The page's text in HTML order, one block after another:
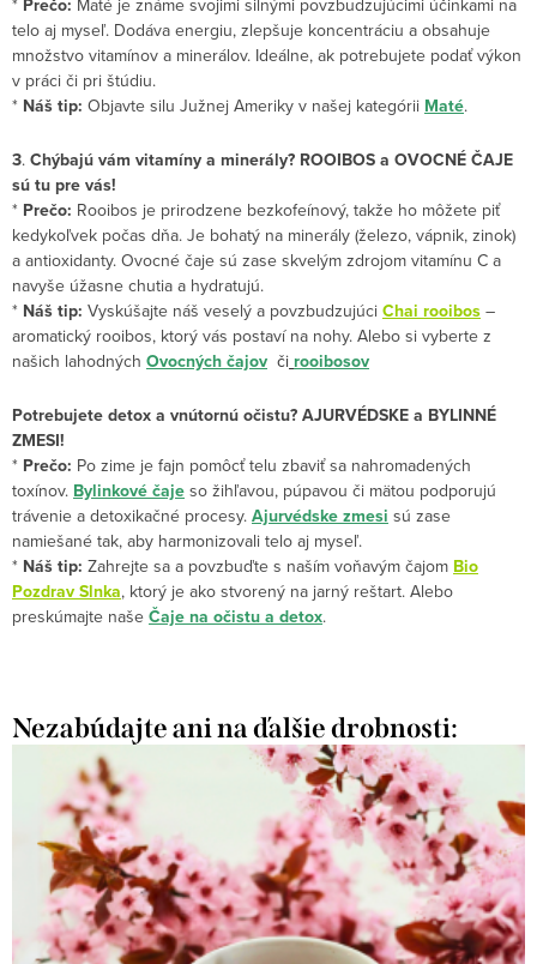
* Prečo: Maté je známe svojimi silnými povzbudzujúcimi účinkami na
telo aj myseľ. Dodáva energiu, zlepšuje koncentráciu a obsahuje
množstvo vitamínov a minerálov. Ideálne, ak potrebujete podať výkon
v práci či pri štúdiu.
* Náš tip: Objavte silu Južnej Ameriky v našej kategórii Maté.
3. Chýbajú vám vitamíny a minerály? ROOIBOS a OVOCNÉ ČAJE
sú tu pre vás!
* Prečo: Rooibos je prirodzene bezkofeínový, takže ho môžete piť
kedykoľvek počas dňa. Je bohatý na minerály (železo, vápnik, zinok)
a antioxidanty. Ovocné čaje sú zase skvelým zdrojom vitamínu C a
navyše úžasne chutia a hydratujú.
* Náš tip: Vyskúšajte náš veselý a povzbudzujúci Chai rooibos –
aromatický rooibos, ktorý vás postaví na nohy. Alebo si vyberte z
našich lahodných Ovocných čajov či rooibosov
Potrebujete detox a vnútornú očistu? AJURVÉDSKE a BYLINNÉ
ZMESI!
* Prečo: Po zime je fajn pomôcť telu zbaviť sa nahromadených
toxínov. Bylinkové čaje so žihľavou, púpavou či mätou podporujú
trávenie a detoxikačné procesy. Ajurvédske zmesi sú zase
namiešané tak, aby harmonizovali telo aj myseľ.
* Náš tip: Zahrejte sa a povzbuďte s naším voňavým čajom Bio
Pozdrav Slnka, ktorý je ako stvorený na jarný reštart. Alebo
preskúmajte naše Čaje na očistu a detox.
Nezabúdajte ani na ďalšie drobnosti: